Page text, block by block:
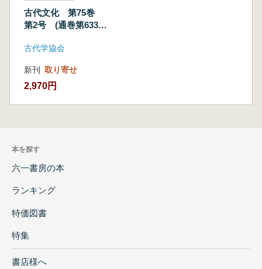
古代文化 第75巻
第2号 (通巻第633
漢字文化圏の疫病・
的展開
古代学協会
新刊 取り寄せ
2,970円
本を探す
六一書房の本
ランキング
特価図書
特集
書店様へ